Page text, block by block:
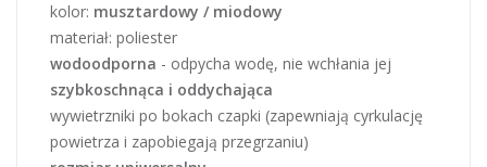
kolor: musztardowy / miodowy
materiał: poliester
wodoodporna - odpycha wodę, nie wchłania jej
szybkoschnąca i oddychająca
wywietrzniki po bokach czapki (zapewniają cyrkulację
powietrza i zapobiegają przegrzaniu)